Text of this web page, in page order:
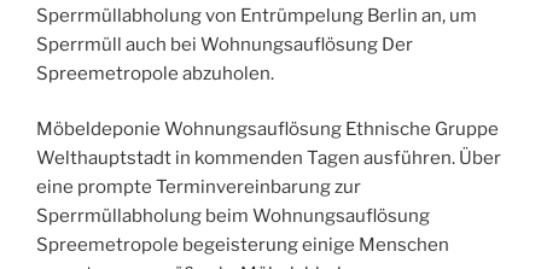
Sperrmüllabholung von Entrümpelung Berlin an, um
Sperrmüll auch bei Wohnungsauflösung Der
Spreemetropole abzuholen.
Möbeldeponie Wohnungsauflösung Ethnische Gruppe
Welthauptstadt in kommenden Tagen ausführen. Über
eine prompte Terminvereinbarung zur
Sperrmüllabholung beim Wohnungsauflösung
Spreemetropole begeisterung einige Menschen